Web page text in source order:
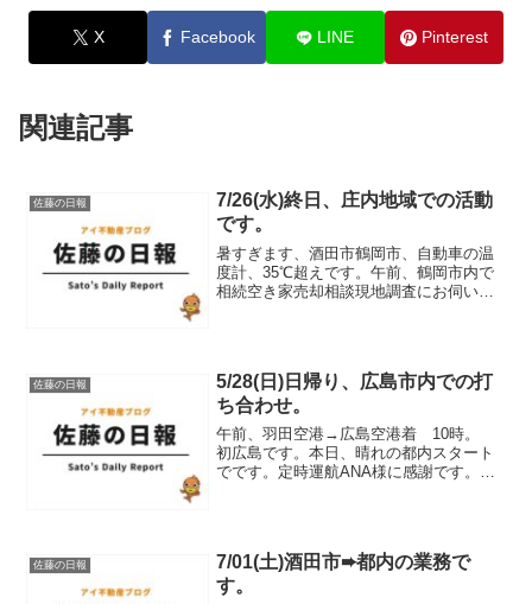
X Facebook LINE Pinterest
関連記事
佐藤の日報
7/26(水)終日、庄内地域での活動
です。
暑すぎます、酒田市鶴岡市、自動車の温
度計、35℃超えです。午前、鶴岡市内で
相続空き家売却相談現地調査にお伺いさ
わせをさせて頂きまし...
佐藤の日報
5/28(日)日帰り、広島市内での打
ち合わせ。
午前、羽田空港→広島空港着 10時。
初広島です。本日、晴れの都内スタート
でです。定時運航ANA様に感謝です。上
港から広島駅新幹線口...
佐藤の日報
7/01(土)酒田市➨都内の業務で
す。